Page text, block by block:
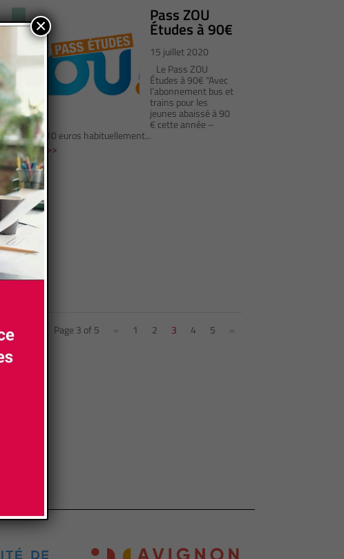
Pass ZOU
Études à 90€
15 juillet 2020
Le Pass ZOU
Études à 90€ "Avec
l’abonnement bus et
trains pour les
jeunes abaissé à 90
€ cette année –
contre 110 euros habituellement...
Lire Plus
Page 3 of 5 « 1 2 3 4 5 »
×